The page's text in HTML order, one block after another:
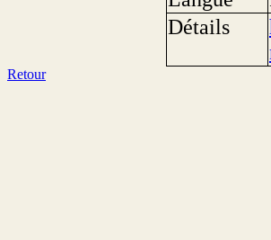
Détails
Retour